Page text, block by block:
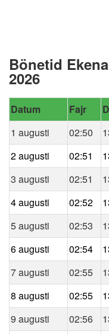
Bönetid
2026
Datum Fajr
1 augusti
02:50
2 augusti
02:51
3 augusti
02:51
4 augusti
02:52
5 augusti
02:53
6 augusti
02:54
7 augusti
02:55
8 augusti
02:55
9 augusti
02:56